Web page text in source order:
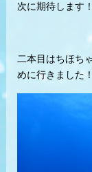
次に期待します！
二本目はちほち
めに行きました！